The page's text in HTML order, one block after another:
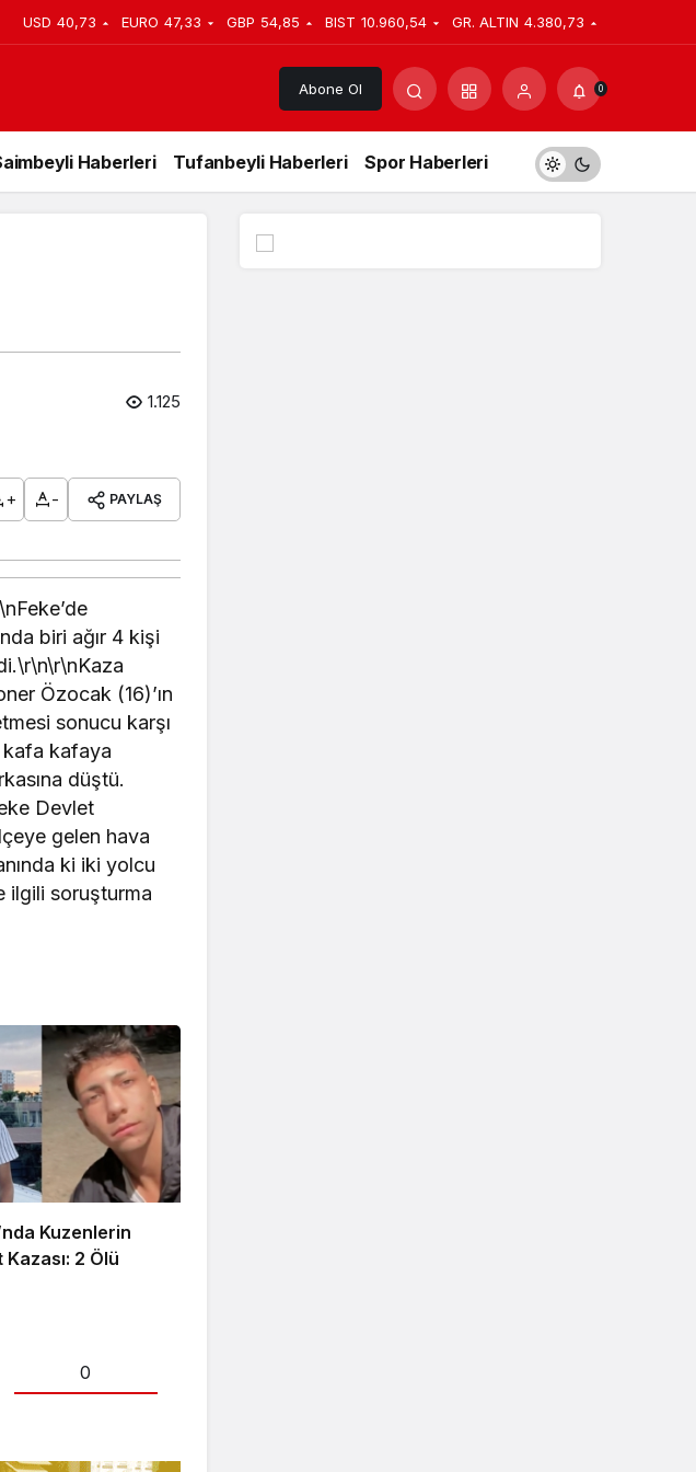
USD 40,73 EURO 47,33 GBP 54,85 BIST 10.960,54 GR. ALTIN 4.380,73
Abone Ol 0
Haberleri Tufanbeyli Haberleri Spor Haberleri
1.125
+ - PAYLAŞ
biri ağır 4 kişi
Özocak (16)’ın
sonucu karşı
kafa kafaya
düştü.
Devlet
gelen hava
ki iki yolcu
ilgili soruşturma
Kuzenlerin
2 Ölü
0